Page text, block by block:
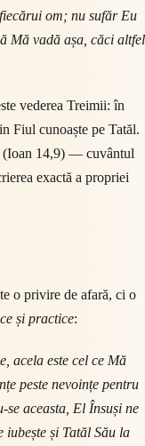
om; nu sufăr Eu
Mă vadă așa, căci altfel
vederea Treimii: în
Fiul cunoaște pe Tatăl.
(Ioan 14,9) — cuvântul
exactă a propriei
o privire de afară, ci o
și practice:
acela este cel ce Mă
peste nevoințe pentru
aceasta, El Însuși ne
iubește și Tatăl Său la